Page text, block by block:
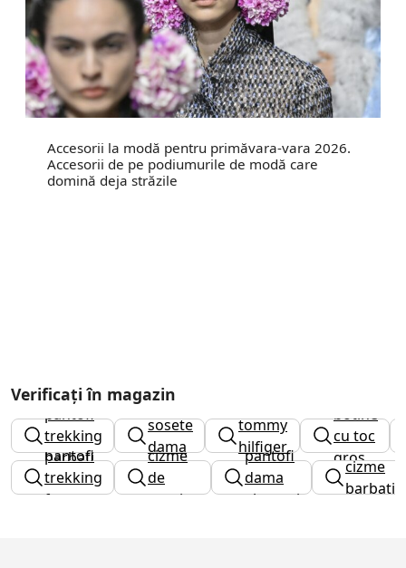
Accesorii la modă pentru primăvara-vara 2026.
Accesorii de pe podiumurile de modă care
domină deja străzile
Verificați în magazin
pantofi
trekking
barbati
sosete
dama
tommy
hilfiger
barbati
botine
cu toc
gros
pantofi
trekking
fete
cizme
de
cauciuc
pantofi
dama
eleganti
cizme
barbati